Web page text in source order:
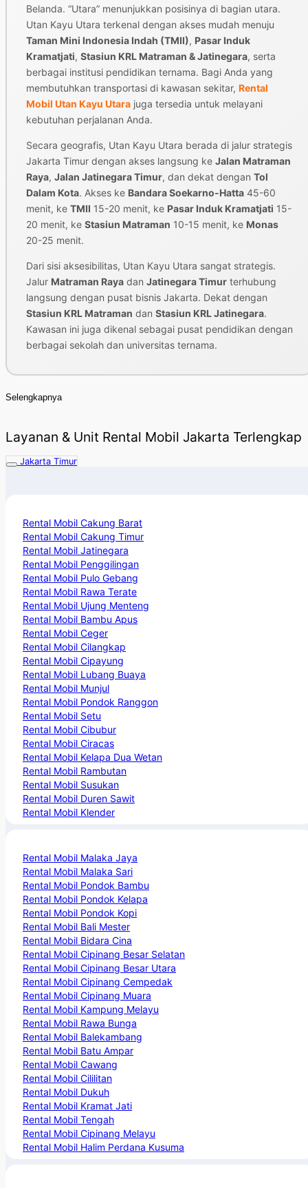
Belanda. “Utara” menunjukkan posisinya di bagian utara.
Utan Kayu Utara terkenal dengan akses mudah menuju
Taman Mini Indonesia Indah (TMII), Pasar Induk
Kramatjati, Stasiun KRL Matraman & Jatinegara, serta
berbagai institusi pendidikan ternama. Bagi Anda yang
membutuhkan transportasi di kawasan sekitar, Rental
Mobil Utan Kayu Utarajuga tersedia untuk melayani
kebutuhan perjalanan Anda.
Secara geografis, Utan Kayu Utara berada di jalur strategis
Jakarta Timur dengan akses langsung ke Jalan Matraman
Raya, Jalan Jatinegara Timur, dan dekat dengan Tol
Dalam Kota. Akses ke Bandara Soekarno-Hatta45-60
menit, ke TMII 15-20 menit, ke Pasar Induk Kramatjati 15-
20 menit, ke Stasiun Matraman 10-15 menit, ke Monas
20-25 menit.
Dari sisi aksesibilitas, Utan Kayu Utara sangat strategis.
Jalur Matraman Rayadan Jatinegara Timurterhubung
langsung dengan pusat bisnis Jakarta. Dekat dengan
Stasiun KRL Matraman dan Stasiun KRL Jatinegara.
Kawasan ini juga dikenal sebagai pusat pendidikan dengan
berbagai sekolah dan universitas ternama.
Selengkapnya
Layanan & Unit Rental Mobil Jakarta Terlengkap
Jakarta Timur
Rental Mobil Cakung Barat
Rental Mobil Cakung Timur
Rental Mobil Jatinegara
Rental Mobil Penggilingan
Rental Mobil Pulo Gebang
Rental Mobil Rawa Terate
Rental Mobil Ujung Menteng
Rental Mobil Bambu Apus
Rental Mobil Ceger
Rental Mobil Cilangkap
Rental Mobil Cipayung
Rental Mobil Lubang Buaya
Rental Mobil Munjul
Rental Mobil Pondok Ranggon
Rental Mobil Setu
Rental Mobil Cibubur
Rental Mobil Ciracas
Rental Mobil Kelapa Dua Wetan
Rental Mobil Rambutan
Rental Mobil Susukan
Rental Mobil Duren Sawit
Rental Mobil Klender
Rental Mobil Malaka Jaya
Rental Mobil Malaka Sari
Rental Mobil Pondok Bambu
Rental Mobil Pondok Kelapa
Rental Mobil Pondok Kopi
Rental Mobil Bali Mester
Rental Mobil Bidara Cina
Rental Mobil Cipinang Besar Selatan
Rental Mobil Cipinang Besar Utara
Rental Mobil Cipinang Cempedak
Rental Mobil Cipinang Muara
Rental Mobil Kampung Melayu
Rental Mobil Rawa Bunga
Rental Mobil Balekambang
Rental Mobil Batu Ampar
Rental Mobil Cawang
Rental Mobil Cililitan
Rental Mobil Dukuh
Rental Mobil Kramat Jati
Rental Mobil Tengah
Rental Mobil Cipinang Melayu
Rental Mobil Halim Perdana Kusuma